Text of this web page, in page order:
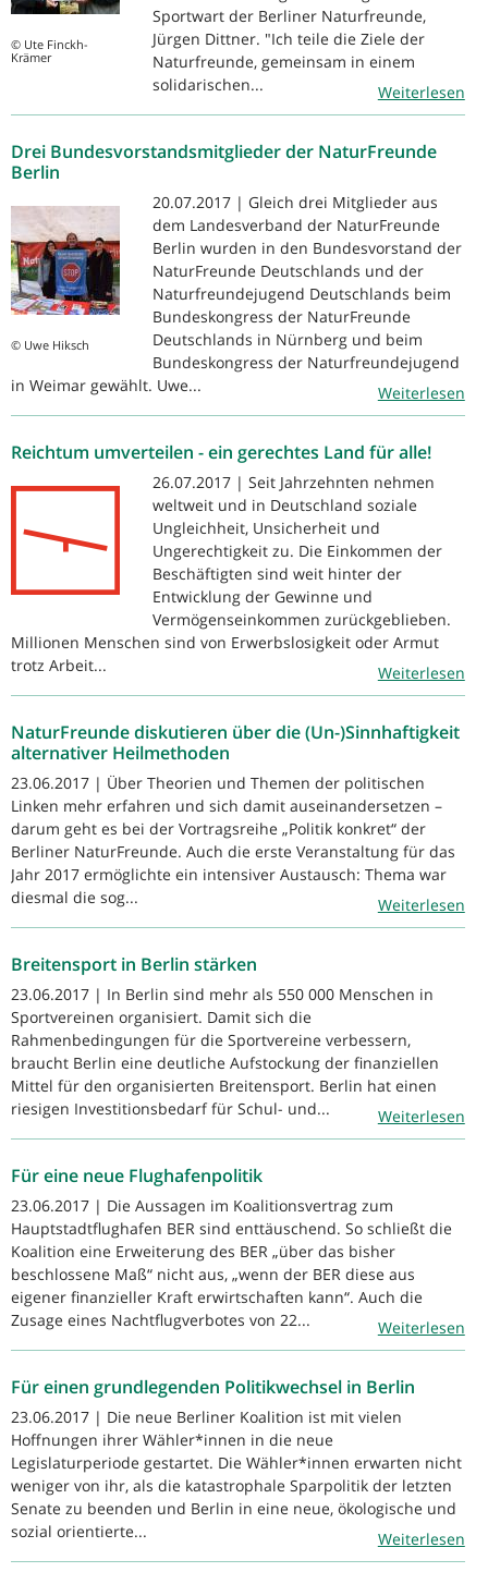
© Ute Finckh-
Krämer
Sportwart der Berliner Naturfreunde,
Jürgen Dittner. "Ich teile die Ziele der
Naturfreunde, gemeinsam in einem
solidarischen...
Weiterlesen
Drei Bundesvorstandsmitglieder der NaturFreunde
Berlin
© Uwe Hiksch
20.07.2017 | Gleich drei Mitglieder aus
dem Landesverband der NaturFreunde
Berlin wurden in den Bundesvorstand der
NaturFreunde Deutschlands und der
Naturfreundejugend Deutschlands beim
Bundeskongress der NaturFreunde
Deutschlands in Nürnberg und beim
Bundeskongress der Naturfreundejugend
in Weimar gewählt. Uwe...
Weiterlesen
Reichtum umverteilen - ein gerechtes Land für alle!
26.07.2017 | Seit Jahrzehnten nehmen
weltweit und in Deutschland soziale
Ungleichheit, Unsicherheit und
Ungerechtigkeit zu. Die Einkommen der
Beschäftigten sind weit hinter der
Entwicklung der Gewinne und
Vermögenseinkommen zurückgeblieben.
Millionen Menschen sind von Erwerbslosigkeit oder Armut
trotz Arbeit...
Weiterlesen
NaturFreunde diskutieren über die (Un-)Sinnhaftigkeit
alternativer Heilmethoden
23.06.2017 | Über Theorien und Themen der politischen
Linken mehr erfahren und sich damit auseinandersetzen –
darum geht es bei der Vortragsreihe „Politik konkret“ der
Berliner NaturFreunde. Auch die erste Veranstaltung für das
Jahr 2017 ermöglichte ein intensiver Austausch: Thema war
diesmal die sog...
Weiterlesen
Breitensport in Berlin stärken
23.06.2017 | In Berlin sind mehr als 550 000 Menschen in
Sportvereinen organisiert. Damit sich die
Rahmenbedingungen für die Sportvereine verbessern,
braucht Berlin eine deutliche Aufstockung der finanziellen
Mittel für den organisierten Breitensport. Berlin hat einen
riesigen Investitionsbedarf für Schul- und...
Weiterlesen
Für eine neue Flughafenpolitik
23.06.2017 | Die Aussagen im Koalitionsvertrag zum
Hauptstadtflughafen BER sind enttäuschend. So schließt die
Koalition eine Erweiterung des BER „über das bisher
beschlossene Maß“ nicht aus, „wenn der BER diese aus
eigener finanzieller Kraft erwirtschaften kann“. Auch die
Zusage eines Nachtflugverbotes von 22...
Weiterlesen
Für einen grundlegenden Politikwechsel in Berlin
23.06.2017 | Die neue Berliner Koalition ist mit vielen
Hoffnungen ihrer Wähler*innen in die neue
Legislaturperiode gestartet. Die Wähler*innen erwarten nicht
weniger von ihr, als die katastrophale Sparpolitik der letzten
Senate zu beenden und Berlin in eine neue, ökologische und
sozial orientierte...
Weiterlesen